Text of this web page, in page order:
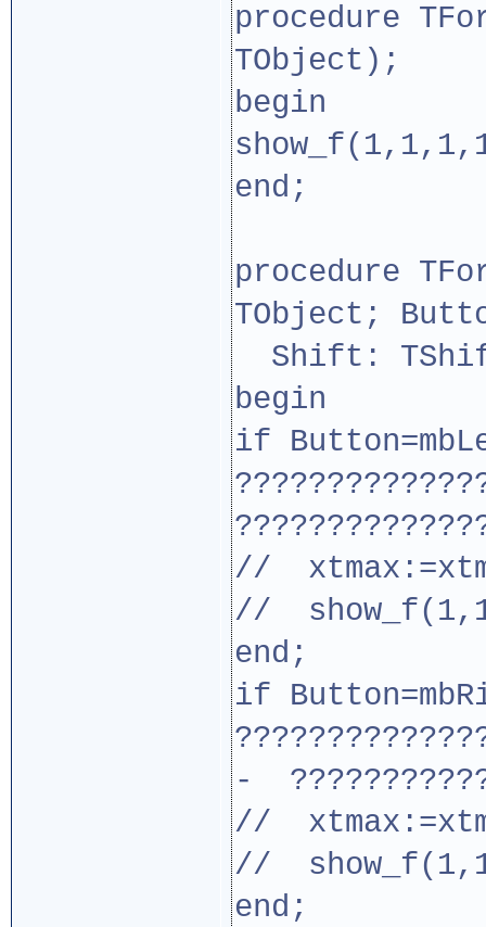
procedure
TObject);
begin
end;
procedure
TObject;
Shift:
begin
if
//
//
end;
if
-
//
//
end;